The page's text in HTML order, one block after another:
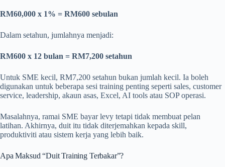
RM60,000 x 1% = RM600 sebulan
Dalam setahun, jumlahnya menjadi:
RM600 x 12 bulan = RM7,200 setahun
Untuk SME kecil, RM7,200 setahun bukan jumlah kecil. Ia boleh
digunakan untuk beberapa sesi training penting seperti sales, customer
service, leadership, akaun asas, Excel, AI tools atau SOP operasi.
Masalahnya, ramai SME bayar levy tetapi tidak membuat pelan
latihan. Akhirnya, duit itu tidak diterjemahkan kepada skill,
produktiviti atau sistem kerja yang lebih baik.
Apa Maksud “Duit Training Terbakar”?